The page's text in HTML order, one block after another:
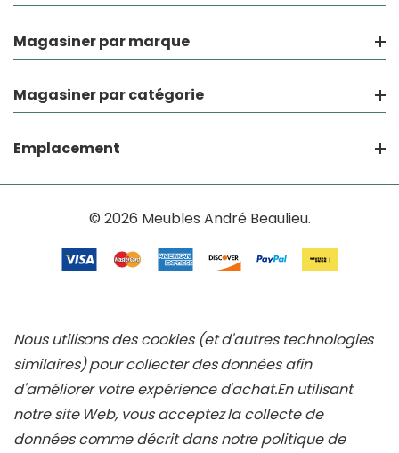
Magasiner par marque
Magasiner par catégorie
Emplacement
© 2026 Meubles André Beaulieu.
Nous utilisons des cookies (et d'autres technologies
similaires) pour collecter des données afin
d'améliorer votre expérience d'achat.En utilisant
notre site Web, vous acceptez la collecte de
données comme décrit dans notrepolitique de